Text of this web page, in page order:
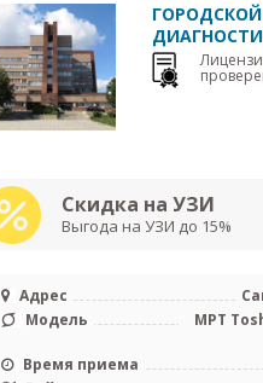
Скидка на УЗИ
Выгода на УЗИ до 15%
Адрес
Модель
МРТ
Время приема